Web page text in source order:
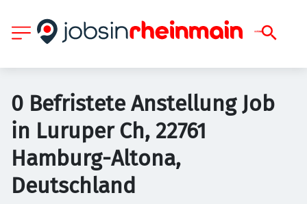
0 Befristete Anstellung Job
in Luruper Ch, 22761
Hamburg-Altona,
Deutschland